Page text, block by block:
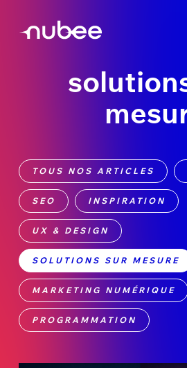
TOUS NOS ARTICLES
SEO INSPIRATION
UX & DESIGN
SOLUTIONS SUR MESURE
MARKETING NUMÉRIQUE
PROGRAMMATION